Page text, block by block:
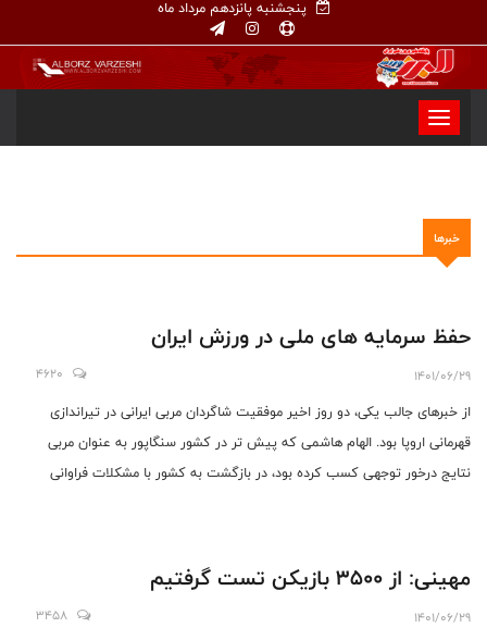
پنجشنبه پانزدهم مرداد ماه
خبرها
حفظ سرمایه های ملی در ورزش ایران
1401/06/29
4620
از خبرهای جالب یکی، دو روز اخیر موفقیت شاگردان مربی ایرانی در تیراندازی
قهرمانی اروپا بود. الهام هاشمی که پیش تر در کشور سنگاپور به عنوان مربی
نتایج درخور توجهی کسب کرده بود، در بازگشت به کشور با مشکلات فراوانی
های مربیان زن ایرانی را به نمایش گذاشته است.
مهینی: از 3500 بازیکن تست گرفتیم
1401/06/29
3458